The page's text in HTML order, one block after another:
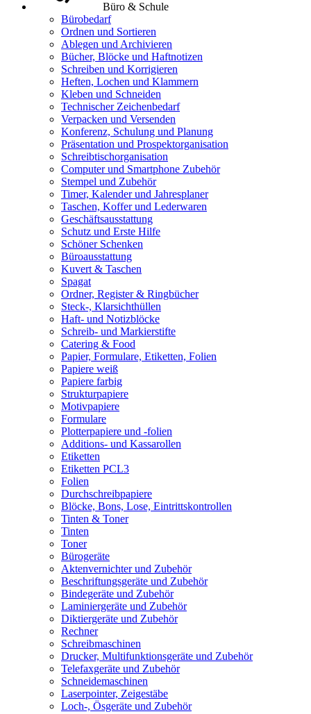
Büro & Schule
Bürobedarf
Ordnen und Sortieren
Ablegen und Archivieren
Bücher, Blöcke und Haftnotizen
Schreiben und Korrigieren
Heften, Lochen und Klammern
Kleben und Schneiden
Technischer Zeichenbedarf
Verpacken und Versenden
Konferenz, Schulung und Planung
Präsentation und Prospektorganisation
Schreibtischorganisation
Computer und Smartphone Zubehör
Stempel und Zubehör
Timer, Kalender und Jahresplaner
Taschen, Koffer und Lederwaren
Geschäftsausstattung
Schutz und Erste Hilfe
Schöner Schenken
Büroausstattung
Kuvert & Taschen
Spagat
Ordner, Register & Ringbücher
Steck-, Klarsichthüllen
Haft- und Notizblöcke
Schreib- und Markierstifte
Catering & Food
Papier, Formulare, Etiketten, Folien
Papiere weiß
Papiere farbig
Strukturpapiere
Motivpapiere
Formulare
Plotterpapiere und -folien
Additions- und Kassarollen
Etiketten
Etiketten PCL3
Folien
Durchschreibpapiere
Blöcke, Bons, Lose, Eintrittskontrollen
Tinten & Toner
Tinten
Toner
Bürogeräte
Aktenvernichter und Zubehör
Beschriftungsgeräte und Zubehör
Bindegeräte und Zubehör
Laminiergeräte und Zubehör
Diktiergeräte und Zubehör
Rechner
Schreibmaschinen
Drucker, Multifunktionsgeräte und Zubehör
Telefaxgeräte und Zubehör
Schneidemaschinen
Laserpointer, Zeigestäbe
Loch-, Ösgeräte und Zubehör